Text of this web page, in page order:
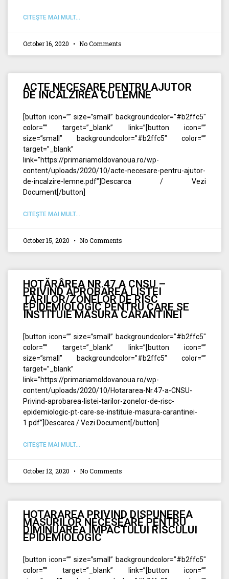
CITEŞTE MAI MULT...
October 16, 2020 No Comments
ACTE NECESARE PENTRU AJUTOR
DE INCALZIREA CU LEMNE
[button icon=”” size=”small” backgroundcolor=”#b2ffc5″
color=”” target=”_blank” link=”[button icon=””
size=”small” backgroundcolor=”#b2ffc5″ color=””
target=”_blank”
link=”https://primariamoldovanoua.ro/wp-
content/uploads/2020/10/acte-necesare-pentru-ajutor-
de-incalzire-lemne.pdf”]Descarca / Vezi
Document[/button]
CITEŞTE MAI MULT...
October 15, 2020 No Comments
HOTĂRÂREA NR.47 A CNSU –
PRIVIND APROBAREA LISTEI
ŢĂRILOR/ZONELOR DE RISC
EPIDEMIOLOGIC PENTRU CARE SE
INSTITUIE MĂSURA CARANTINEI
[button icon=”” size=”small” backgroundcolor=”#b2ffc5″
color=”” target=”_blank” link=”[button icon=””
size=”small” backgroundcolor=”#b2ffc5″ color=””
target=”_blank”
link=”https://primariamoldovanoua.ro/wp-
content/uploads/2020/10/Hotararea-Nr.47-a-CNSU-
Privind-aprobarea-listei-tarilor-zonelor-de-risc-
epidemiologic-pt-care-se-instituie-masura-carantinei-
1.pdf”]Descarca / Vezi Document[/button]
CITEŞTE MAI MULT...
October 12, 2020 No Comments
HOTARAREA PRIVIND DISPUNEREA
MASURILOR NECESEARE PENTRU
DIMINUAREA IMPACTULUI RISCULUI
EPIDEMIOLOGIC
[button icon=”” size=”small” backgroundcolor=”#b2ffc5″
color=”” target=”_blank” link=”[button icon=””